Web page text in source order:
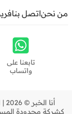
من نحناتصل بنا
تابعنا على
واتساب